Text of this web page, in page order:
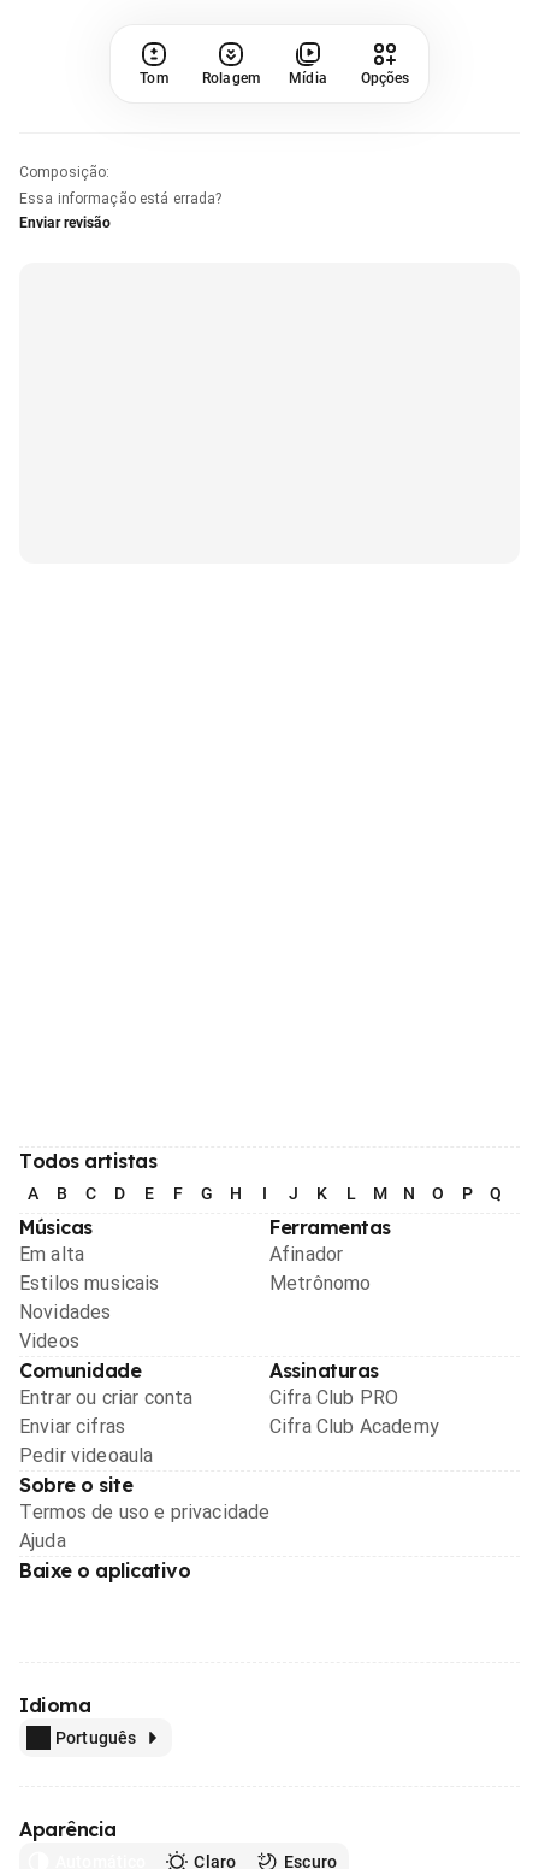
Tom Rolagem Mídia Opções
Composição:
Essa informação está errada?
Enviar revisão
Todos artistas
A B C D E F G H I J K L M N O P Q
Músicas
Em alta
Estilos musicais
Novidades
Videos
Ferramentas
Afinador
Metrônomo
Comunidade
Entrar ou criar conta
Enviar cifras
Pedir videoaula
Assinaturas
Cifra Club PRO
Cifra Club Academy
Sobre o site
Termos de uso e privacidade
Ajuda
Baixe o aplicativo
Idioma
Português
Aparência
Claro Escuro